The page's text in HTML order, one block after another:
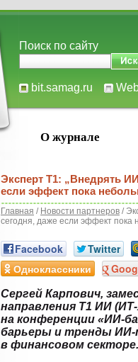
Поиск по сайту
bit.samag.ru
О журнале
Эксперт Т1: „Внедрять
если эффект пока
Главная / Новости партнеров /
сегодня, даже если эффект пока
Facebook
Twitter
Одноклассники
Сергей Карпович,
направления Т1 ИИ
на конференции «ИИ-
барьеры и тренды
в финансовом секторе.